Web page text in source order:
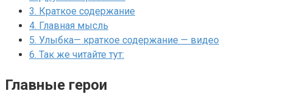
3. Краткое содержание
4. Главная мысль
5. Улыбка— краткое содержание — видео
6. Так же читайте тут:
Главные герои